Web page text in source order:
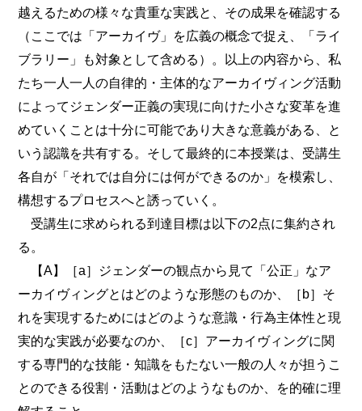
越えるための様々な貴重な実践と、その成果を確認する
（ここでは「アーカイヴ」を広義の概念で捉え、「ライ
ブラリー」も対象として含める）。以上の内容から、私
たち一人一人の自律的・主体的なアーカイヴィング活動
によってジェンダー正義の実現に向けた小さな変革を進
めていくことは十分に可能であり大きな意義がある、と
いう認識を共有する。そして最終的に本授業は、受講生
各自が「それでは自分には何ができるのか」を模索し、
構想するプロセスへと誘っていく。
受講生に求められる到達目標は以下の2点に集約され
る。
【A】［a］ジェンダーの観点から見て「公正」なア
ーカイヴィングとはどのような形態のものか、［b］そ
れを実現するためにはどのような意識・行為主体性と現
実的な実践が必要なのか、［c］アーカイヴィングに関
する専門的な技能・知識をもたない一般の人々が担うこ
とのできる役割・活動はどのようなものか、を的確に理